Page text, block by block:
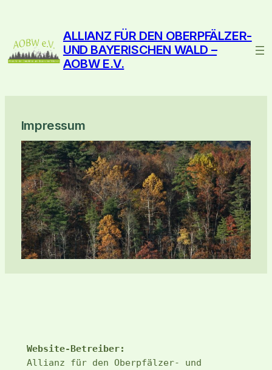
ALLIANZ FÜR DEN OBERPFÄLZER-
UND BAYERISCHEN WALD –
AOBW E.V.
Impressum
Website-Betreiber: